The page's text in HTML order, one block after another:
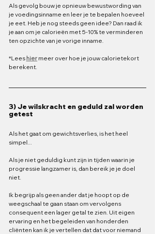
Als gevolg bouw je opnieuw bewustwording van
je voedingsinname en leer je te bepalen hoeveel
je eet. Heb je nog steeds geen idee? Dan raad ik
je aan om je calorieën met 5-10% te verminderen
ten opzichte van je vorige inname.
*Lees hier meer over hoe je jouw calorietekort
berekent.
3) Je wilskracht en geduld zal worden
getest
Als het gaat om gewichtsverlies, is het heel
simpel...
Als je niet geduldig kunt zijn in tijden waarin je
progressie langzamer is, dan bereik je je doel
niet.
Ik begrijp als geen ander dat je hoopt op de
weegschaal te gaan staan om vervolgens
consequent een lager getal te zien. Uit eigen
ervaring en het begeleiden van honderden
cliënten kan ik je vertellen dat dat voor niemand